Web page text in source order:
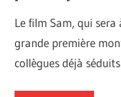
Le film Sam, qui sera
grande première
collègues déjà